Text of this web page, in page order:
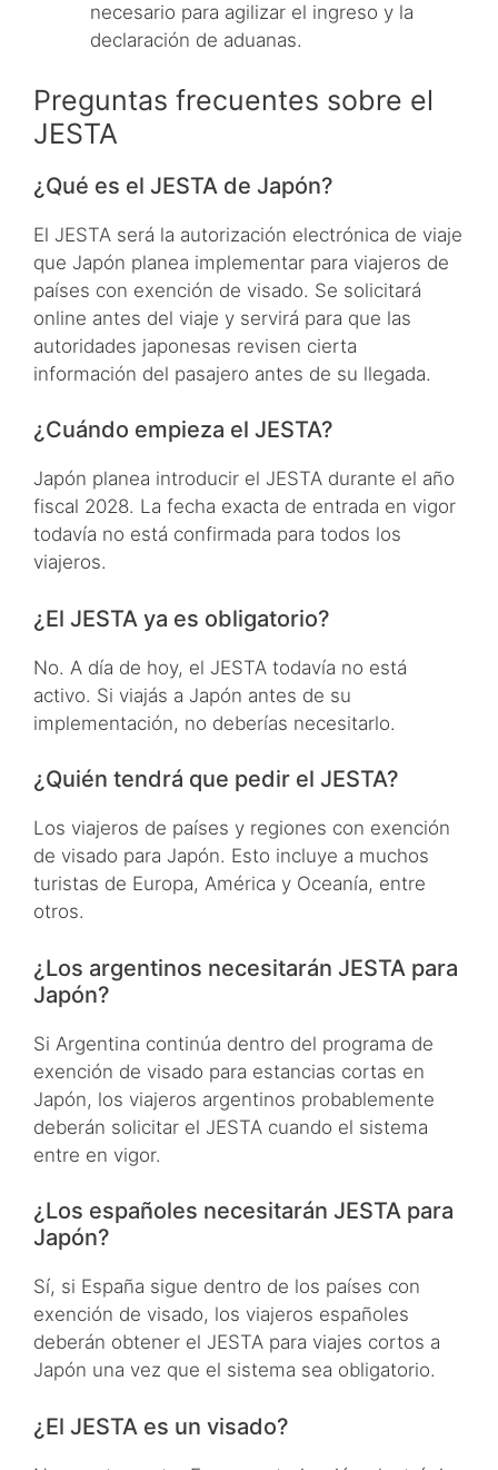
necesario para agilizar el ingreso y la
declaración de aduanas.
Preguntas frecuentes sobre el
JESTA
¿Qué es el JESTA de Japón?
El JESTA será la autorización electrónica de viaje
que Japón planea implementar para viajeros de
países con exención de visado. Se solicitará
online antes del viaje y servirá para que las
autoridades japonesas revisen cierta
información del pasajero antes de su llegada.
¿Cuándo empieza el JESTA?
Japón planea introducir el JESTA durante el año
fiscal 2028. La fecha exacta de entrada en vigor
todavía no está confirmada para todos los
viajeros.
¿El JESTA ya es obligatorio?
No. A día de hoy, el JESTA todavía no está
activo. Si viajás a Japón antes de su
implementación, no deberías necesitarlo.
¿Quién tendrá que pedir el JESTA?
Los viajeros de países y regiones con exención
de visado para Japón. Esto incluye a muchos
turistas de Europa, América y Oceanía, entre
otros.
¿Los argentinos necesitarán JESTA para
Japón?
Si Argentina continúa dentro del programa de
exención de visado para estancias cortas en
Japón, los viajeros argentinos probablemente
deberán solicitar el JESTA cuando el sistema
entre en vigor.
¿Los españoles necesitarán JESTA para
Japón?
Sí, si España sigue dentro de los países con
exención de visado, los viajeros españoles
deberán obtener el JESTA para viajes cortos a
Japón una vez que el sistema sea obligatorio.
¿El JESTA es un visado?